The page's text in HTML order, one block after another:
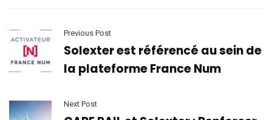
Previous Post
Solexter est référencé au sein de
la plateforme France Num
Next Post